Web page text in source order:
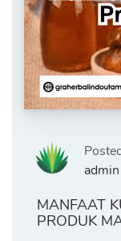
admin
MANFAAT
PRODUK